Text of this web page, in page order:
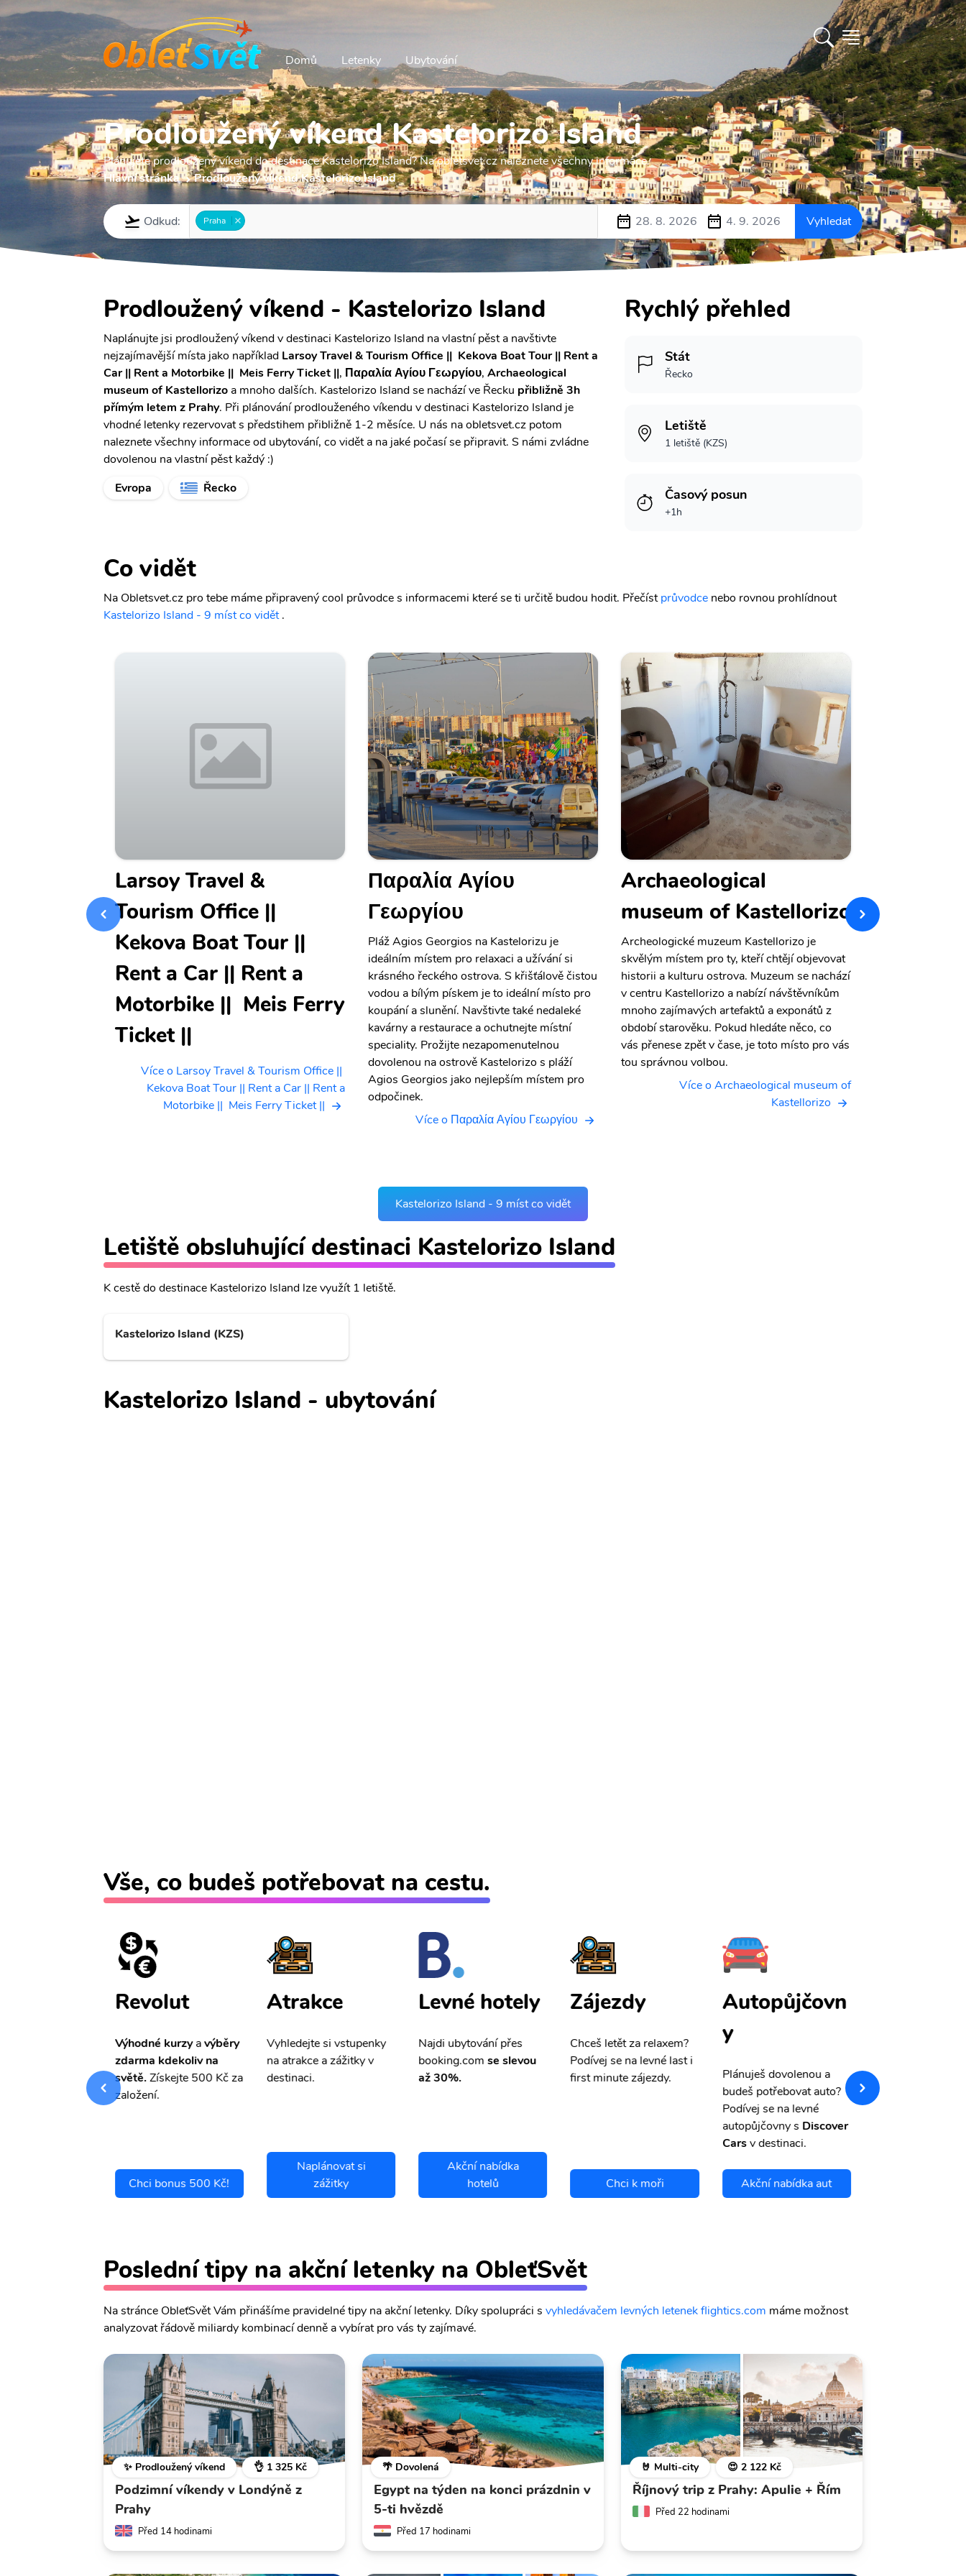
Domů Letenky Ubytování
Prodloužený víkend Kastelorizo Island
Plánujete prodloužený víkend do destinace Kastelorizo Island? Na obletsvet.cz naleznete všechny informace.
Hlavní stránka
Prodloužený víkend Kastelorizo Island
Odkud: Praha 28. 8. 2026 4. 9. 2026 Vyhledat
Prodloužený víkend - Kastelorizo Island
Naplánujte jsi prodloužený víkend v destinaci Kastelorizo Island na vlastní pěst a navštivte
nejzajímavější místa jako například Larsoy Travel & Tourism Office || ️ Kekova Boat Tour || Rent a
Car || Rent a Motorbike || ️ Meis Ferry Ticket ||, Παραλία Αγίου Γεωργίου, Archaeological
museum of Kastellorizo a mnoho dalších. Kastelorizo Island se nachází ve Řecku přibližně 3h
přímým letem z Prahy. Při plánování prodlouženého víkendu v destinaci Kastelorizo Island je
vhodné letenky rezervovat s předstihem přibližně 1-2 měsíce. U nás na obletsvet.cz potom
naleznete všechny informace od ubytování, co vidět a na jaké počasí se připravit. S námi zvládne
dovolenou na vlastní pěst každý :)
Evropa
Řecko
Rychlý přehled
Stát
Řecko
Letiště
1 letiště (KZS)
Časový posun
+1h
Co vidět
Na Obletsvet.cz pro tebe máme připravený cool průvodce s informacemi které se ti určitě budou hodit. Přečístprůvodce nebo rovnou prohlídnout
Kastelorizo Island - 9 míst co vidět.
na ostrově
jako jsou
Larsoy Travel &
Tourism Office || ️
Kekova Boat Tour ||
Rent a Car || Rent a
Motorbike || ️ Meis Ferry
Ticket ||
Více o Larsoy Travel & Tourism Office || ️
Kekova Boat Tour || Rent a Car || Rent a
Motorbike || ️ Meis Ferry Ticket ||
Παραλία Αγίου
Γεωργίου
Pláž Agios Georgios na Kastelorizu je
ideálním místem pro relaxaci a užívání si
krásného řeckého ostrova. S křišťálově čistou
vodou a bílým pískem je to ideální místo pro
koupání a slunění. Navštivte také nedaleké
kavárny a restaurace a ochutnejte místní
speciality. Prožijte nezapomenutelnou
dovolenou na ostrově Kastelorizo s pláží
Agios Georgios jako nejlepším místem pro
odpočinek.
Více o Παραλία Αγίου Γεωργίου
Archaeological
museum of Kastellorizo
Archeologické muzeum Kastellorizo je
skvělým místem pro ty, kteří chtějí objevovat
historii a kulturu ostrova. Muzeum se nachází
v centru Kastellorizo a nabízí návštěvníkům
mnoho zajímavých artefaktů a exponátů z
období starověku. Pokud hledáte něco, co
vás přenese zpět v čase, je toto místo pro vás
tou správnou volbou.
Více o Archaeological museum of
Kastellorizo
Galerie Tuğra
milovníky umění
Kastelorizo Island - 9 míst co vidět
Letiště obsluhující destinaci Kastelorizo Island
K cestě do destinace Kastelorizo Island lze využít 1 letiště.
Kastelorizo Island (KZS)
Kastelorizo Island - ubytování
Vše, co budeš potřebovat na cestu.
Revolut
Výhodné kurzyavýběry
zdarma kdekoliv na
světě.Získejte 500 Kč za
založení.
Chci bonus 500 Kč!
Atrakce
Vyhledejte si vstupenky
na atrakce a zážitky v
destinaci.
Naplánovat si
zážitky
Levné hotely
Najdi ubytování přes
booking.comse slevou
až 30%.
Akční nabídka
hotelů
Zájezdy
Chceš letět za relaxem?
Podívej se na levné last i
first minute zájezdy.
Chci k moři
Autopůjčovn
y
Plánuješ dovolenou a
budeš potřebovat auto?
Podívej se na levné
autopůjčovny s Discover
Carsv destinaci.
Akční nabídka aut
pojištění a
storno.
Poslední tipy na akční letenky na ObleťSvět
Na stránce ObleťSvět Vám přinášíme pravidelné tipy na akční letenky. Díky spolupráci s vyhledávačem levných letenek flightics.com máme možnost
analyzovat řádově miliardy kombinací denně a vybírat pro vás ty zajímavé.
✨ Prodloužený víkend 👌 1 325 Kč
Podzimní víkendy v Londýně z
Prahy
Před 14 hodinami
🌴 Dovolená
Egypt na týden na konci prázdnin v
5-ti hvězdě
Před 17 hodinami
🤘 Multi-city 😍 2 122 Kč
Říjnový trip z Prahy: Apulie + Řím
Před 22 hodinami